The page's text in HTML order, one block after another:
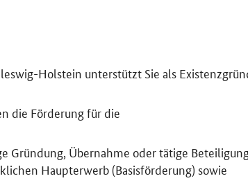
Holstein unterstützt Sie als
die Förderung für die
Gründung, Übernahme oder tätige
Haupterwerb (Basisförderung) sowie